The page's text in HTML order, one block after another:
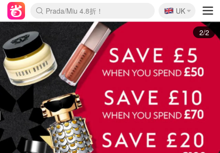
麦卢卡蜂蜜夏促！个位数！
Prada/Miu 4.8折！
啥？必胜客披萨5折！
🇬🇧
UK
1/2